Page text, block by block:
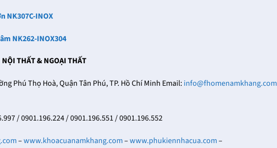
NK307C-INOX
NK262-INOX304
THẤT & NGOẠI THẤT
Phú Thọ Hoà, Quận Tân Phú, TP. Hồ Chí Minh Email: info@fhomenamkhang.com
/ 0901.196.224 / 0901.196.551 / 0901.196.552
–www.khoacuanamkhang.com–www.phukiennhacua.com–